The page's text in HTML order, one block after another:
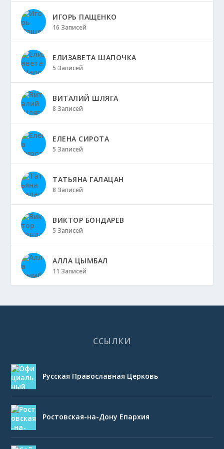
ИГОРЬ ПАЩЕНКО
16 Записей
ЕЛИЗАВЕТА ШАПОЧКА
5 Записей
ВИТАЛИЙ ШЛЯГА
8 Записей
ЕЛЕНА СИРОТА
5 Записей
ТАТЬЯНА ГАЛАЦАН
8 Записей
ВИКТОР БОНДАРЕВ
5 Записей
АЛЛА ЦЫМБАЛ
11 Записей
ССЫЛКИ
Русская Православная Церковь
Ростовская-на-Дону Епархия